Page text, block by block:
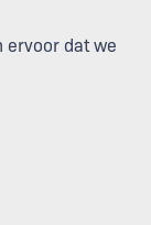
ervoor dat we